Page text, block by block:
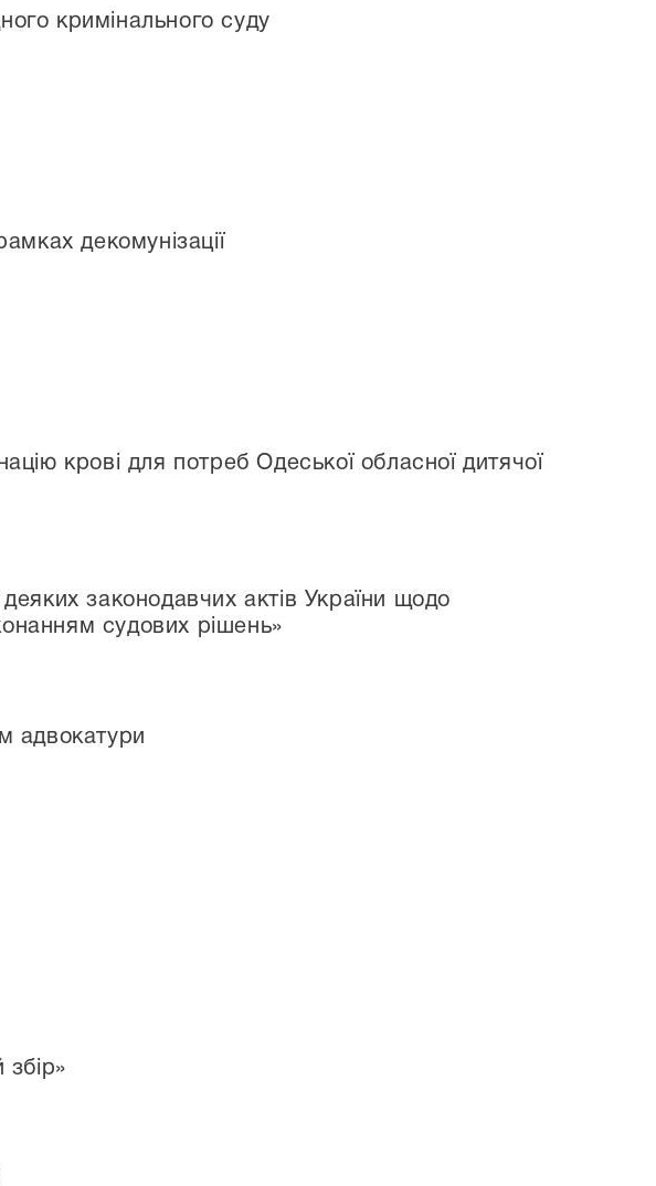
кримінального суду
декомунізації
крові для потреб Одеської обласної дитячої
законодавчих актів України щодо
судових рішень»
адвокатури